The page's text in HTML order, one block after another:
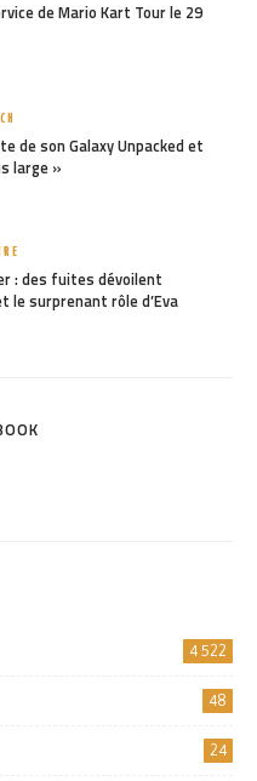
de Mario Kart Tour le 29
de son Galaxy Unpacked et
large »
: des fuites dévoilent
le surprenant rôle d’Eva
4 522
48
24